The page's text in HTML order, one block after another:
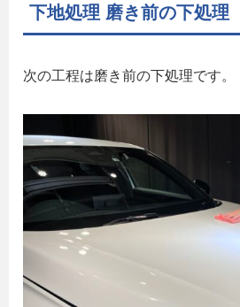
下地処理 磨き前の下処理
次の工程は磨き前の下処理です。